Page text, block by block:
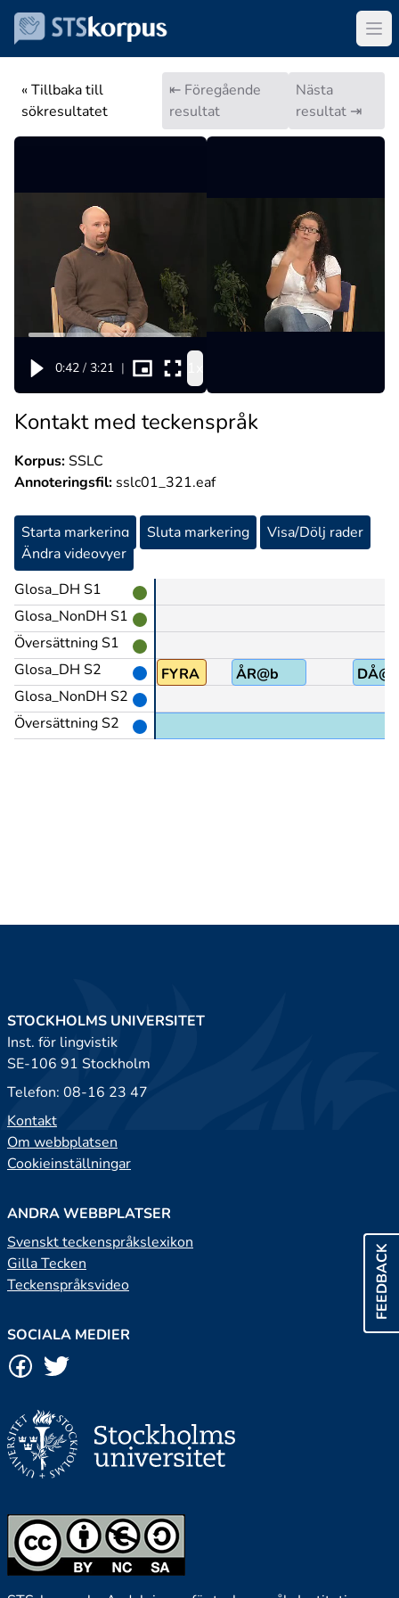
« Tillbaka till
sökresultatet
⇤ Föregående
resultat
Nästa
resultat ⇥
0:42 / 3:21 |
Kontakt med teckenspråk
Korpus:SSLC
Annoteringsfil: sslc01_321.eaf
Starta markering Sluta markering
Visa/Dölj rader
Ändra videovyer
Glosa_DH S1
Glosa_NonDH S1
Översättning S1
Glosa_DH S2
Glosa_NonDH S2
Översättning S2
FYRA ÅR@b
FEEDBACK
STOCKHOLMS UNIVERSITET
Inst. för lingvistik
SE-106 91 Stockholm
Telefon: 08-16 23 47
Kontakt
Om webbplatsen
Cookieinställningar
ANDRA WEBBPLATSER
Svenskt teckenspråkslexikon
Gilla Tecken
Teckenspråksvideo
SOCIALA MEDIER